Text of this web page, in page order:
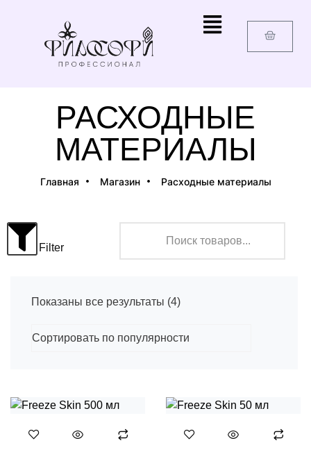
РАСХОДНЫЕ
МАТЕРИАЛЫ
Главная Магазин Расходные материалы
Filter
Показаны все результаты (4)